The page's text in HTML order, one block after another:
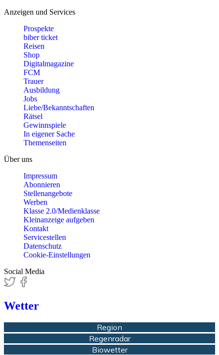
Anzeigen und Services
Prospekte
biber ticket
Reisen
Shop
Digitalmagazine
FCM
Trauer
Ausbildung
Jobs
Liebe/Bekanntschaften
Rätsel
Gewinnspiele
In eigener Sache
Themenseiten
Über uns
Impressum
Abonnieren
Stellenangebote
Werben
Klasse 2.0/Medienklasse
Kleinanzeige aufgeben
Kontakt
Servicestellen
Datenschutz
Cookie-Einstellungen
Social Media
Wetter
Region
Regenradar
Biowetter